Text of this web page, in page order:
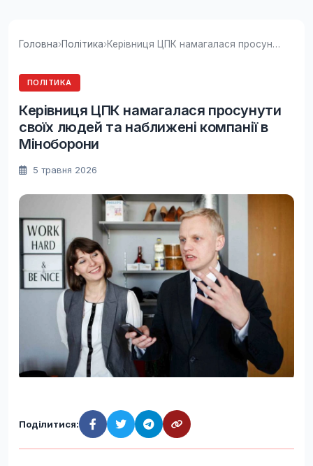
Головна›Політика› Керівниця ЦПК намагалася просунути своїх людей...
ПОЛІТИКА
Керівниця ЦПК намагалася просунути
своїх людей та наближені компанії в
Міноборони
5 травня 2026
Поділитися: